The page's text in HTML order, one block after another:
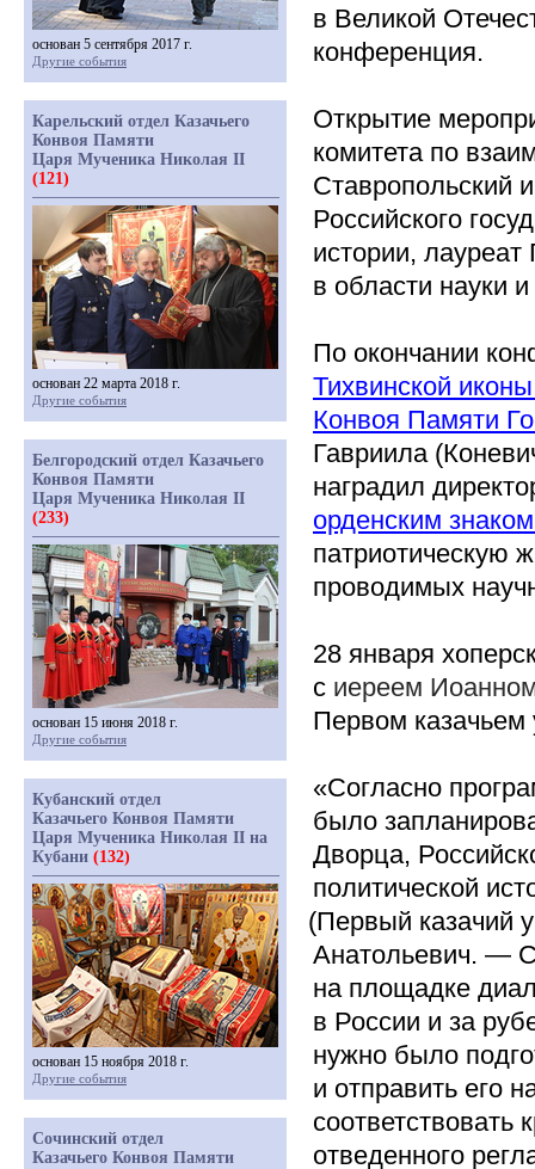
в Великой
конференция.
Открытие
комитета по
Ставропольский
Российского
истории,
в области науки
По окончании
Тихвинской
Конвоя Памяти
Гавриила
наградил
орденским знаком
патриотическую
проводимых
28 января
с иереем
Первом казачьем
«Согласно
было
Дворца,
политической
(Первый казачий
Анатольевич. —
на площадке
в России и за
нужно было
и отправить его
отведенного
основан 5 сентября 2017 г.
Другие события
Карельский отдел Казачьего
Конвоя Памяти
Царя Мученика Николая II
(121)
основан 22 марта 2018 г.
Другие события
Белгородский отдел Казачьего
Конвоя Памяти
Царя Мученика Николая II
(233)
основан 15 июня 2018 г.
Другие события
Кубанский отдел
Казачьего Конвоя Памяти
Царя Мученика Николая II на
Кубани (132)
основан 15 ноября 2018 г.
Другие события
Сочинский отдел
Казачьего Конвоя Памяти